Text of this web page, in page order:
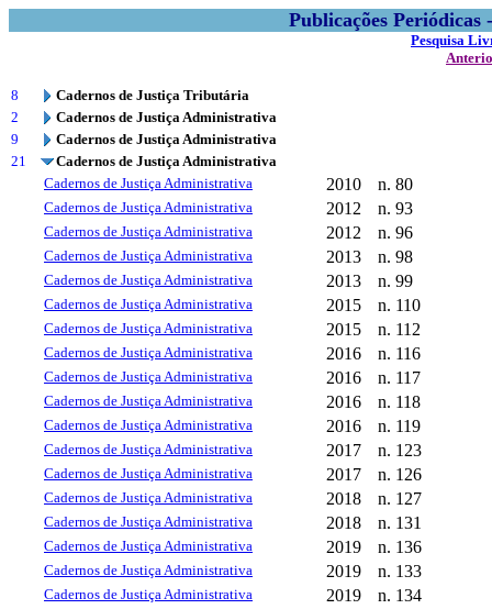
Publicações
Pesquisa
8
Cadernos de Justiça Tributária
2
Cadernos de Justiça Administrativa
9
Cadernos de Justiça Administrativa
21
Cadernos de Justiça Administrativa
Cadernos de Justiça Administrativa
2010 n. 80
Cadernos de Justiça Administrativa 2012 n. 93
Cadernos de Justiça Administrativa 2012 n. 96
Cadernos de Justiça Administrativa 2013 n. 98
Cadernos de Justiça Administrativa 2013 n. 99
Cadernos de Justiça Administrativa 2015 n. 110
Cadernos de Justiça Administrativa 2015 n. 112
Cadernos de Justiça Administrativa 2016 n. 116
Cadernos de Justiça Administrativa 2016 n. 117
Cadernos de Justiça Administrativa 2016 n. 118
Cadernos de Justiça Administrativa 2016 n. 119
Cadernos de Justiça Administrativa 2017 n. 123
Cadernos de Justiça Administrativa 2017 n. 126
Cadernos de Justiça Administrativa 2018 n. 127
Cadernos de Justiça Administrativa 2018 n. 131
Cadernos de Justiça Administrativa 2019 n. 136
Cadernos de Justiça Administrativa 2019 n. 133
Cadernos de Justiça Administrativa 2019 n. 134